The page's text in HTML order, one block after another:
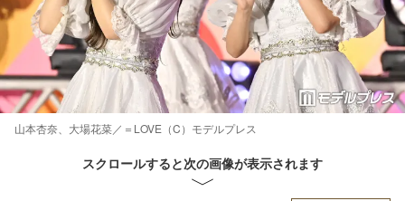
山本杏奈、大場花菜／＝LOVE（C）モデルプレス
スクロールすると次の画像が表示されます